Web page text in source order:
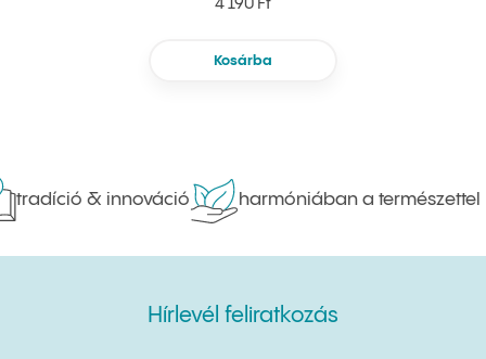
4 190 Ft
Kosárba
tradíció & innováció harmóniában a természettel
Hírlevél feliratkozásHírlevél feliratkozás